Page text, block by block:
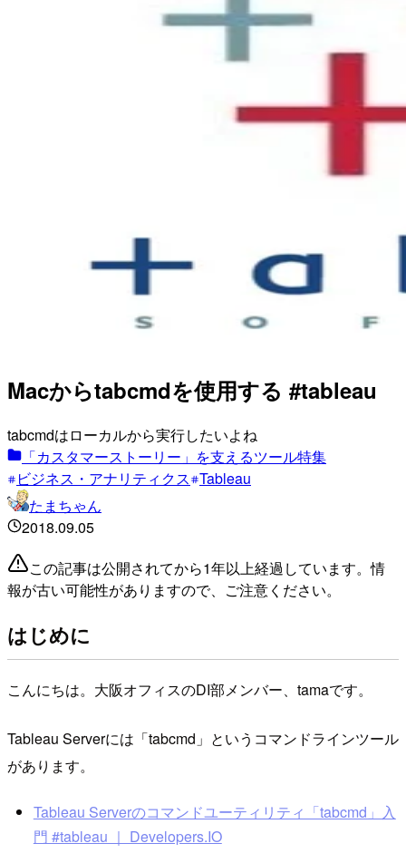
Macからtabcmdを使用する #tableau
tabcmdはローカルから実行したいよね
「カスタマーストーリー」を支えるツール特集
ビジネス・アナリティクス Tableau
たまちゃん
2018.09.05
この記事は公開されてから1年以上経過しています。情
報が古い可能性がありますので、ご注意ください。
はじめに
こんにちは。大阪オフィスのDI部メンバー、tamaです。
Tableau Serverには「tabcmd」というコマンドラインツール
があります。
Tableau Serverのコマンドユーティリティ「tabcmd」入
門 #tableau ｜ Developers.IO